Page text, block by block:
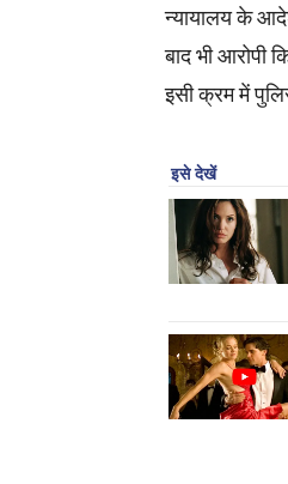
न्यायालय के
बाद भी आरोपी
इसी क्रम में